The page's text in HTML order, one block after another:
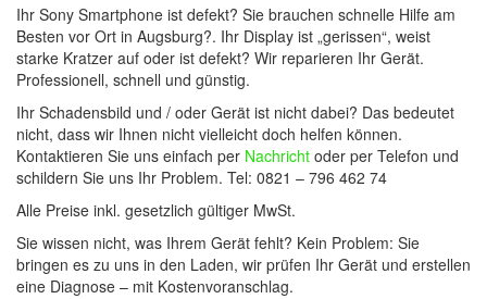
Ihr Sony Smartphone ist defekt? Sie brauchen schnelle Hilfe am
Besten vor Ort in Augsburg?. Ihr Display ist „gerissen“, weist
starke Kratzer auf oder ist defekt? Wir reparieren Ihr Gerät.
Professionell, schnell und günstig.
Ihr Schadensbild und / oder Gerät ist nicht dabei? Das bedeutet
nicht, dass wir Ihnen nicht vielleicht doch helfen können.
Kontaktieren Sie uns einfach per Nachricht oder per Telefon und
schildern Sie uns Ihr Problem. Tel: 0821 – 796 462 74
Alle Preise inkl. gesetzlich gültiger MwSt.
Sie wissen nicht, was Ihrem Gerät fehlt? Kein Problem: Sie
bringen es zu uns in den Laden, wir prüfen Ihr Gerät und erstellen
eine Diagnose – mit Kostenvoranschlag.